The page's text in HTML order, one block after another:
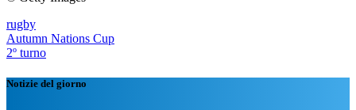
rugby
Autumn Nations Cup
2º turno
Notizie del giorno